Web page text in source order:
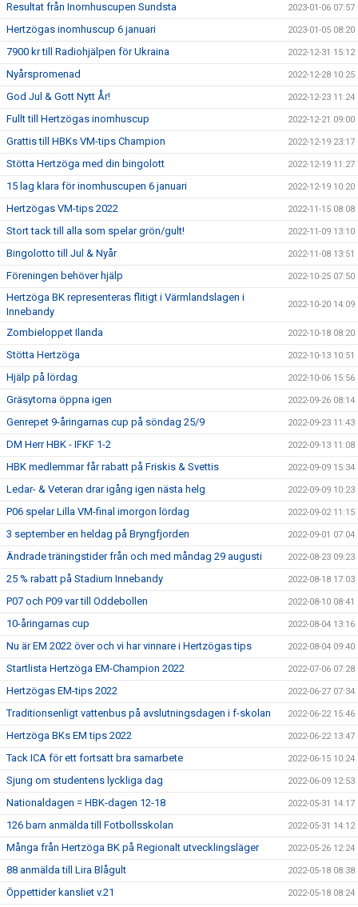
Resultat från Inomhuscupen Sundsta 2023-01-06 07:57
Hertzögas inomhuscup 6 januari 2023-01-05 08:20
7900 kr till Radiohjälpen för Ukraina 2022-12-31 15:12
Nyårspromenad 2022-12-28 10:25
God Jul & Gott Nytt År! 2022-12-23 11:24
Fullt till Hertzögas inomhuscup 2022-12-21 09:00
Grattis till HBKs VM-tips Champion 2022-12-19 23:17
Stötta Hertzöga med din bingolott 2022-12-19 11:27
15 lag klara för inomhuscupen 6 januari 2022-12-19 10:20
Hertzögas VM-tips 2022 2022-11-15 08:08
Stort tack till alla som spelar grön/gult! 2022-11-09 13:10
Bingolotto till Jul & Nyår 2022-11-08 13:51
Föreningen behöver hjälp 2022-10-25 07:50
Hertzöga BK representeras flitigt i Värmlandslagen i
Innebandy
2022-10-20 14:09
Zombieloppet Ilanda 2022-10-18 08:20
Stötta Hertzöga 2022-10-13 10:51
Hjälp på lördag 2022-10-06 15:56
Gräsytorna öppna igen 2022-09-26 08:14
Genrepet 9-åringarnas cup på söndag 25/9 2022-09-23 11:43
DM Herr HBK - IFKF 1-2 2022-09-13 11:08
HBK medlemmar får rabatt på Friskis & Svettis 2022-09-09 15:34
Ledar- & Veteran drar igång igen nästa helg 2022-09-09 10:23
P06 spelar Lilla VM-final imorgon lördag 2022-09-02 11:15
3 september en heldag på Bryngfjorden 2022-09-01 07:04
Ändrade träningstider från och med måndag 29 augusti 2022-08-23 09:23
25 % rabatt på Stadium Innebandy 2022-08-18 17:03
P07 och P09 var till Oddebollen 2022-08-10 08:41
10-åringarnas cup 2022-08-04 13:16
Nu är EM 2022 över och vi har vinnare i Hertzögas tips 2022-08-04 09:40
Startlista Hertzöga EM-Champion 2022 2022-07-06 07:28
Hertzögas EM-tips 2022 2022-06-27 07:34
Traditionsenligt vattenbus på avslutningsdagen i f-skolan 2022-06-22 15:46
Hertzöga BKs EM tips 2022 2022-06-22 13:47
Tack ICA för ett fortsatt bra samarbete 2022-06-15 10:24
Sjung om studentens lyckliga dag 2022-06-09 12:53
Nationaldagen = HBK-dagen 12-18 2022-05-31 14:17
126 barn anmälda till Fotbollsskolan 2022-05-31 14:12
Många från Hertzöga BK på Regionalt utvecklingsläger 2022-05-26 12:24
88 anmälda till Lira Blågult 2022-05-18 08:38
Öppettider kansliet v.21 2022-05-18 08:24